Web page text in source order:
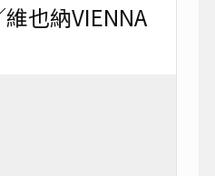
也納VIENNA